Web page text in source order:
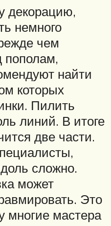
декорацию,
немного
чем
пополам,
найти
которых
Пилить
линий. В итоге
две части.
сложно.
может
Это
многие мастера